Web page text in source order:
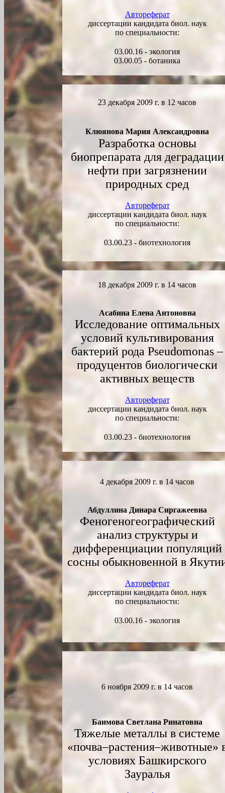
Автореферат
диссертации кандидата биол. наук
по специальности:
03.00.16 - экология
03.00.05 - ботаника
23 декабря 2009 г. в 12 часов
Клюянова Мария Александровна
Разработка основы
биопрепарата для деградации
нефти при загрязнении
природных сред
Автореферат
диссертации кандидата биол. наук
по специальности:
03.00.23 - биотехнология
18 декабря 2009 г. в 14 часов
Асабина Елена Антоновна
Исследование оптимальных
условий культивирования
бактерий рода Pseudomonas –
продуцентов биологически
активных веществ
Автореферат
диссертации кандидата биол. наук
по специальности:
03.00.23 - биотехнология
4 декабря 2009 г. в 14 часов
Абдуллина Динара Сиргажеевна
Феногеногеографический
анализ структуры и
дифференциации популяций
сосны обыкновенной в
Автореферат
диссертации кандидата биол. наук
по специальности:
03.00.16 - экология
6 ноября 2009 г. в 14 часов
Баимова Светлана Ринатовна
Тяжелые металлы в системе
«почва–растения–животные»
условиях Башкирского
Зауралья